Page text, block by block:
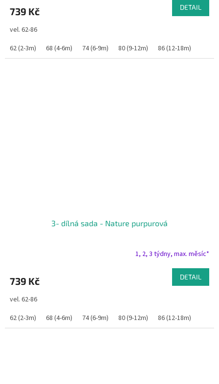
739 Kč DETAIL
vel. 62-86
62 (2-3m)
68 (4-6m) 74 (6-9m) 80 (9-12m) 86 (12-18m)
3- dílná sada - Nature purpurová
1, 2, 3 týdny, max. měsíc*
739 Kč DETAIL
vel. 62-86
62 (2-3m)
68 (4-6m) 74 (6-9m) 80 (9-12m) 86 (12-18m)